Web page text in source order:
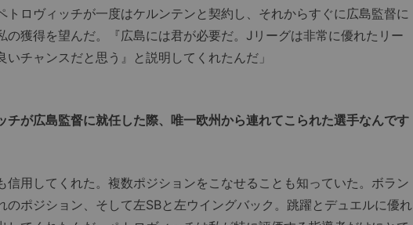
トロヴィッチが一度はケルンテンと契約し、それからすぐに広島監督に
の獲得を望んだ。『広島には君が必要だ。Jリーグは非常に優れたリー
いチャンスだと思う』と説明してくれたんだ」
が広島監督に就任した際、唯一欧州から連れてこられた選手なんです
用してくれた。複数ポジションをこなせることも知っていた。ボラン
のポジション、そして左SBと左ウイングバック。跳躍とデュエルに優れ